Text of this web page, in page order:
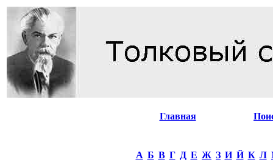
Главная
А Б В Г Д Е Ж З И Й К Л